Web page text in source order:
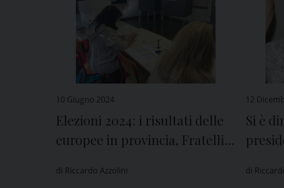
10 Giugno 2024
Elezioni 2024: i risultati delle
europee in provincia, Fratelli
al PD
di Riccardo Azzolini
12
Si è
di